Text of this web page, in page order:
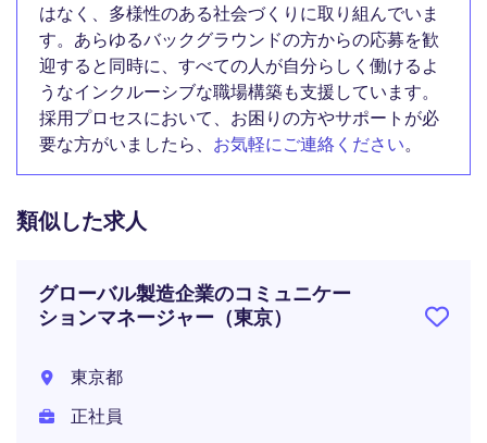
はなく、多様性のある社会づくりに取り組んでいま
す。あらゆるバックグラウンドの方からの応募を歓
迎すると同時に、すべての人が自分らしく働けるよ
うなインクルーシブな職場構築も支援しています。
採用プロセスにおいて、お困りの方やサポートが必
要な方がいましたら、 お気軽にご連絡ください。
類似した求人
グローバル製造企業のコミュニケー
ションマネージャー（東京）
東京都
正社員